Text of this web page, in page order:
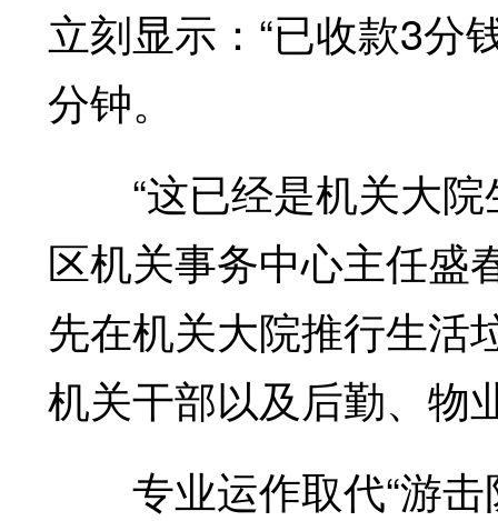
立刻显示：“已收款3分
分钟。
“这已经是机关大院
区机关事务中心主任盛
先在机关大院推行生活
机关干部以及后勤、物
专业运作取代“游击